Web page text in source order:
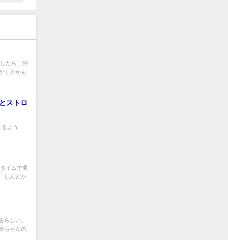
たら、外
くるかも
ストロ
よう
イムで見
しんどか
らしい。
ちゃんの